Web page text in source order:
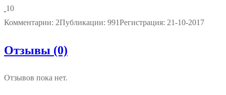
10
Комментарии: 2Публикации: 991Регистрация: 21-10-2017
Отзывы (0)
Отзывов пока нет.